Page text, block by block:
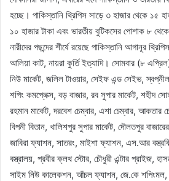
হচ্ছে। পাকিস্তানি থ্রিপিস সাড়ে ৩ হাজার থেকে ১৫
১০ হাজার টাকা এবং ভারতীয় বুটিকসের পোশাক ৮
নারীদের পছন্দের শীর্ষে রয়েছে পাকিস্তানি আগানূর
আলিয়া কাট, নায়রা কুর্তি ইত্যাদি। সোমবার (৮
নিউ মার্কেট, জলিল টাওয়ার, সেইফ এন্ড সেইভ,
শপিং কমপ্লেক্স, বড় বাজার, রব সুপার মার্কেট, শহীদ
রহমান মার্কেট, দরবেশ চেম্বার, এশা চেম্বার, আকতার
বিপনী বিতান, খালিশপুর সুপার মার্কেট, দৌলতপুর
জাবিরা ফ্যাশন, সাতরং, মাইশা ফ্যাশন, এস.আর
বস্ত্রালয়, প্রবীর ক্লথ স্টোর, চৌধুরী এন্টার প্রাইজ,
সাইম নিউ কালেকশন, আঁচল ফ্যাশন, জে.কে